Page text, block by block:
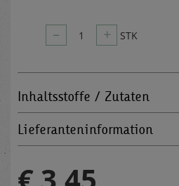
– 1 + STK
Inhaltsstoffe / Zutaten
Lieferanteninformation